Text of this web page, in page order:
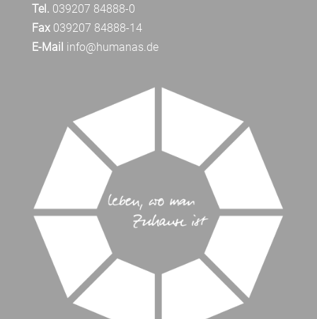
Tel. 039207 84888-0
Fax039207 84888-14
E-Mail info@humanas.de